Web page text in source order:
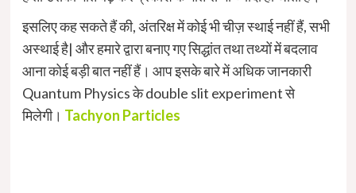
इसलिए कह सकते हैं की, अंतरिक्ष में कोई भी चीज़ स्थाई नहीं हैं, सभी
अस्थाई है| और हमारे द्वारा बनाए गए सिद्धांत तथा तथ्यों में बदलाव
आना कोई बड़ी बात नहीं हैं। आप इसके बारे में अधिक जानकारी
Quantum Physics के double slit experiment से
मिलेगी। Tachyon Particles